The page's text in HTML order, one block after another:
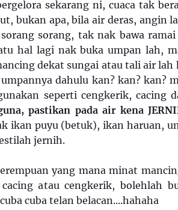
sekarang ni, cuaca tak
bukan apa, bila air deras, angin
sorang, tak nak bawa
hal lagi nak buka umpan lah,
dekat sungai atau tali air
dahulu kan? kan? kan?
seperti cengkerik, cacing
pastikan pada air kena
ikan puyu (betuk), ikan haruan,
jernih.
yang mana minat
atau cengkerik, bolehlah
cuba telan belacan....hahaha